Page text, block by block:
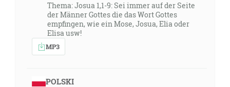
Thema: Josua 1,1-9: Sei immer auf der Seite
der Männer Gottes die das Wort Gottes
empfingen, wie ein Mose, Josua, Elia oder
Elisa usw!
MP3
POLSKI